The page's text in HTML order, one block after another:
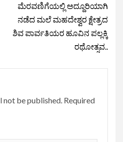
ಮೆರವಣಿಗೆಯಲ್ಲಿ ಅದ್ದೂರಿಯಾಗಿ
ನಡೆದ ಮಲೆ ಮಹದೇಶ್ವರ ಕ್ಷೇತ್ರದ
ಶಿವ ಪಾರ್ವತಿಯರ ಹೂವಿನ ಪಲ್ಲಕ್ಕಿ
ರಥೋತ್ಸವ..
not be published. Required